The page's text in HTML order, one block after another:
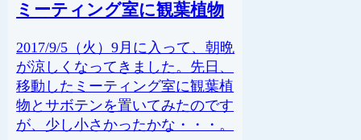
ミーティング室に観葉植物
2017/9/5（火）9月に入って、朝晩
が涼しくなってきました。先日、
移動したミーティング室に観葉植
物とサボテンを置いてみたのです
が、少し小さかったかな・・・。